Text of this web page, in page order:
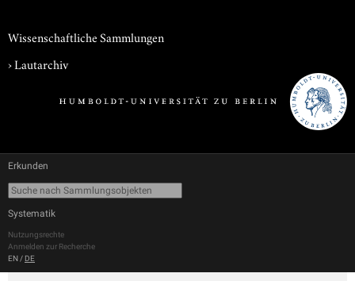
Wissenschaftliche Sammlungen
›Lautarchiv
Erkunden
Systematik
Nutzungsrechte
Anmelden zur Recherche
EN / DE